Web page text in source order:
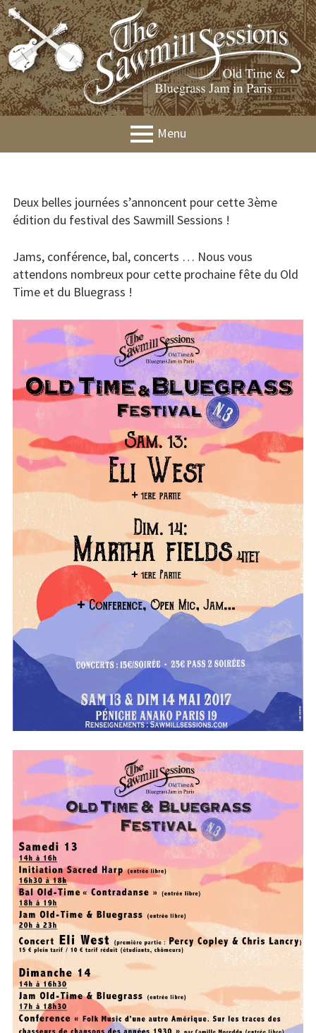
Aller
au
contenu
Menu
Agenda
Workshops
Festival &
Concerts
Liens
Contact /
Adhésion
Deux belles journées s’annoncent pour cette 3ème
édition du festival des Sawmill Sessions !
Jams, conférence, bal, concerts … Nous vous
attendons nombreux pour cette prochaine fête du Old
Time et du Bluegrass !